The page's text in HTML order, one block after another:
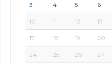
3 4 5 6
10 11 12 13
17 18 19 20
24 25 26 27